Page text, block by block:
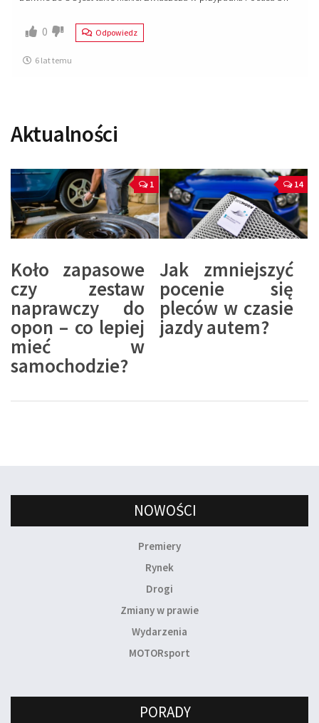
0 Odpowiedz
6 lat temu
Aktualności
1
Koło zapasowe
czy zestaw
naprawczy do
opon – co lepiej
mieć w
samochodzie?
14
Jak zmniejszyć
pocenie się
pleców w czasie
jazdy autem?
NOWOŚCI
Premiery
Rynek
Drogi
Zmiany w prawie
Wydarzenia
MOTORsport
PORADY